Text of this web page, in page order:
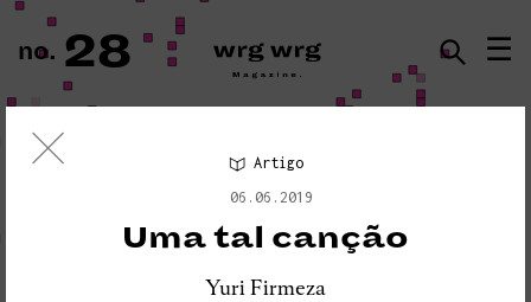
no. 28 ☰
Ensaio Visual
«PLEASE DO NOT DISTURB:
SEISMOGRAPH EQUIPMENT»
Artigo
06.06.2019
Uma tal canção
Yuri Firmeza